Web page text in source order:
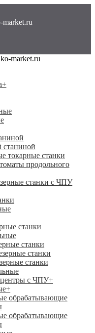
market.ru
+
станиной
токарные станки
продольного
станки с ЧПУ
станки
станки
станки
станки
с ЧПУ+
+
обрабатывающие
обрабатывающие